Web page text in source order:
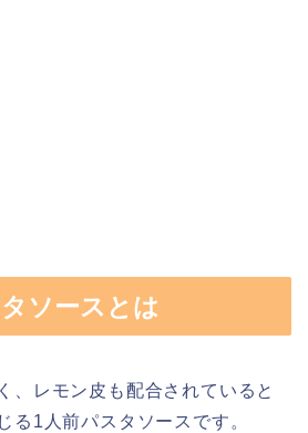
ソースとは
、レモン皮も配合されていると
る1人前パスタソースです。